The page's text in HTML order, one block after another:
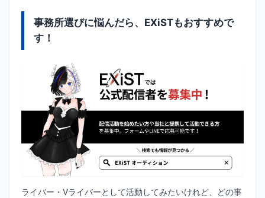
事務所選びに悩んだら、EXiSTもおすすめで
す！
ライバー・Vライバーとして活動してみたいけれど、どの事